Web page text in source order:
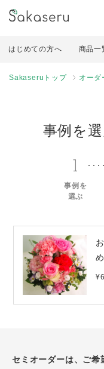
はじめての方へ 商品一
Sakaseruトップ オーダ
事例を
1
事例を
選ぶ
セミオーダーは、ご希